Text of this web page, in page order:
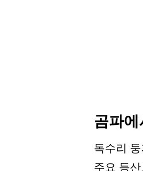
곰파에
독수리
주요 등